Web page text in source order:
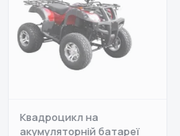
Квадроцикл на
акумуляторній батареї